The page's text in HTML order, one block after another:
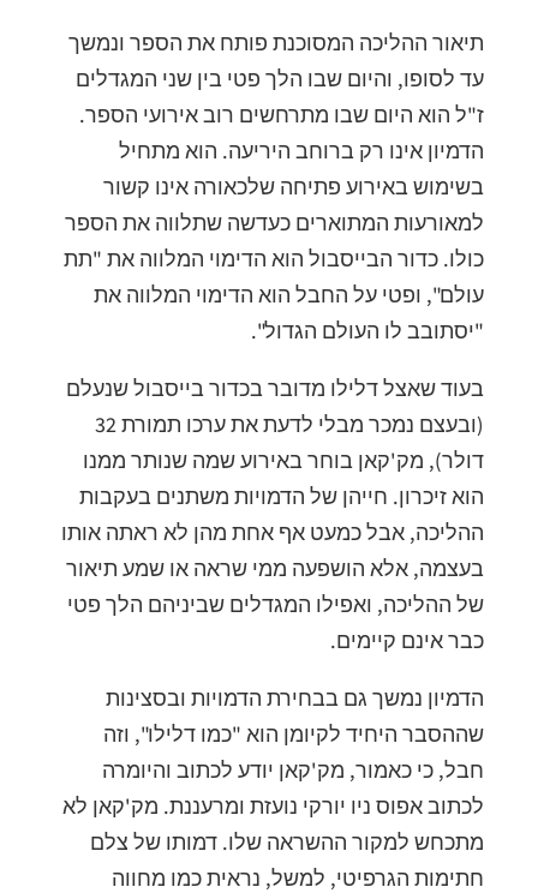
תיאור ההליכה המסוכנת פותח את הספר ונמשך
עד לסופו, והיום שבו הלך פטי בין שני המגדלים
ז"ל הוא היום שבו מתרחשים רוב אירועי הספר.
הדמיון אינו רק ברוחב היריעה. הוא מתחיל
בשימוש באירוע פתיחה שלכאורה אינו קשור
למאורעות המתוארים כעדשה שתלווה את הספר
כולו. כדור הבייסבול הוא הדימוי המלווה את "תת
עולם", ופטי על החבל הוא הדימוי המלווה את
"יסתובב לו העולם הגדול".
בעוד שאצל דלילו מדובר בכדור בייסבול שנעלם
(ובעצם נמכר מבלי לדעת את ערכו תמורת 32
דולר), מק'קאן בוחר באירוע שמה שנותר ממנו
הוא זיכרון. חייהן של הדמויות משתנים בעקבות
ההליכה, אבל כמעט אף אחת מהן לא ראתה אותו
בעצמה, אלא הושפעה ממי שראה או שמע תיאור
של ההליכה, ואפילו המגדלים שביניהם הלך פטי
כבר אינם קיימים.
הדמיון נמשך גם בבחירת הדמויות ובסצינות
שההסבר היחיד לקיומן הוא "כמו דלילו", וזה
חבל, כי כאמור, מק'קאן יודע לכתוב והיומרה
לכתוב אפוס ניו יורקי נועזת ומרעננת. מק'קאן לא
מתכחש למקור ההשראה שלו. דמותו של צלם
חתימות הגרפיטי, למשל, נראית כמו מחווה